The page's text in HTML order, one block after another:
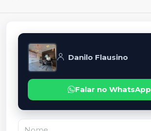
Danilo Flausino
Falar no WhatsApp